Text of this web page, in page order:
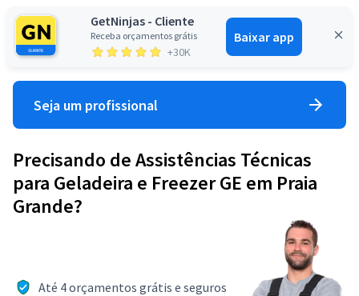
GetNinjas - Cliente
Receba orçamentos grátis
+30K
Baixar app
Entrar
Seja um profissional
Precisando de Assistências Técnicas
para Geladeira e Freezer GE em Praia
Grande?
Até 4 orçamentos grátis e seguros